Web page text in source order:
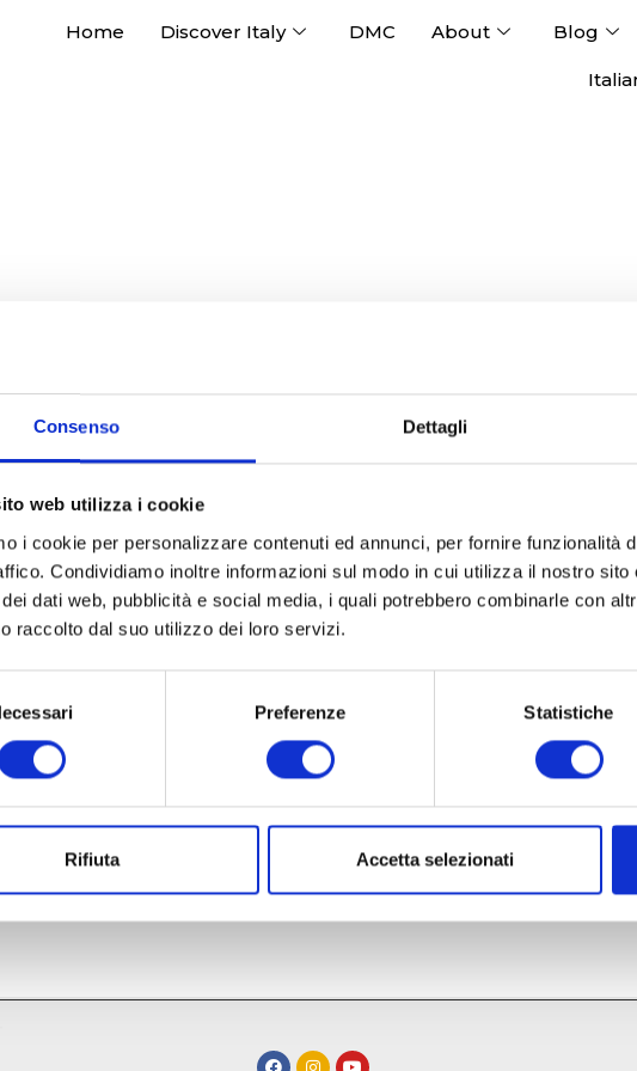
Consenso Dettagli
web utilizza i cookie
i cookie per personalizzare contenuti ed annunci, per fornire funzionalità
Condividiamo inoltre informazioni sul modo in cui utilizza il nostro
dati web, pubblicità e social media, i quali potrebbero combinarle con
raccolto dal suo utilizzo dei loro servizi.
Preferenze Statistiche
Rifiuta Accetta selezionati
Home Discover Italy DMC About Blog